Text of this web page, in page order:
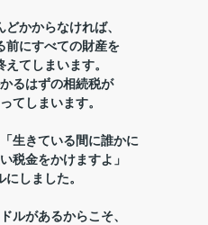
かからなければ、
前にすべての財産を
てしまいます。
るはずの相続税が
てしまいます。
「生きている間に誰かに
税金をかけますよ」
にしました。
ルがあるからこそ、